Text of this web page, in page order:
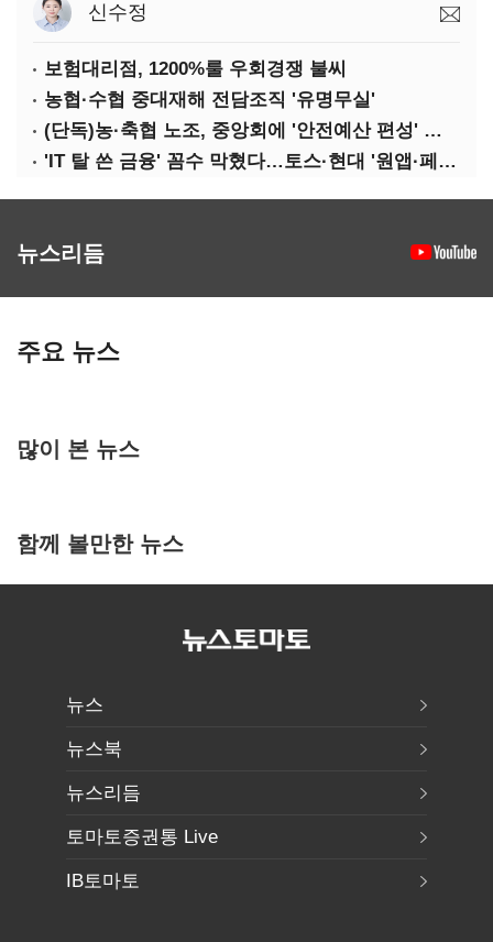
신수정
보험대리점, 1200%룰 우회경쟁 불씨
농협·수협 중대재해 전담조직 '유명무실'
(단독)농·축협 노조, 중앙회에 '안전예산 편성' 요구
'IT 탈 쓴 금융' 꼼수 막혔다…토스·현대 '원앱·페이' 전략 수정 불가피
뉴스리듬
주요 뉴스
많이 본 뉴스
함께 볼만한 뉴스
뉴스
뉴스북
뉴스리듬
토마토증권통 Live
IB토마토